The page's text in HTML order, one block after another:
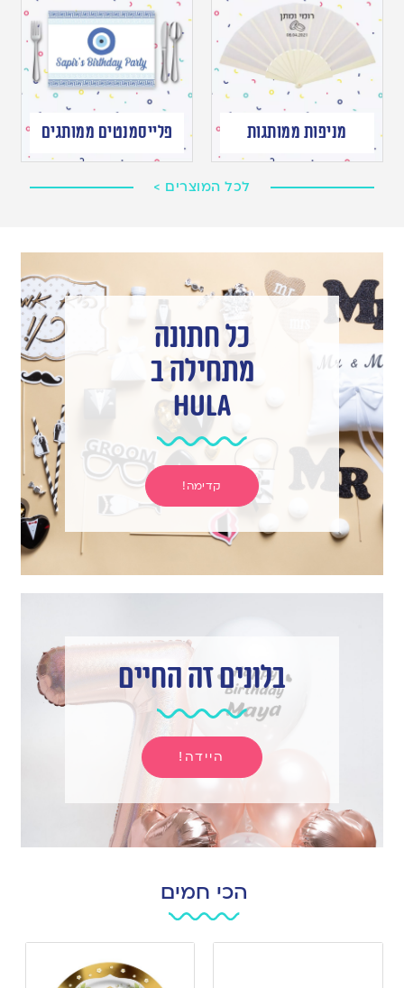
מניפות ממותגות פלייסמנטים ממותגים
לכל המוצרים >
כל חתונה
מתחילה ב
hula
קדימה!
בלונים זה החיים
היידה!
הכי חמים